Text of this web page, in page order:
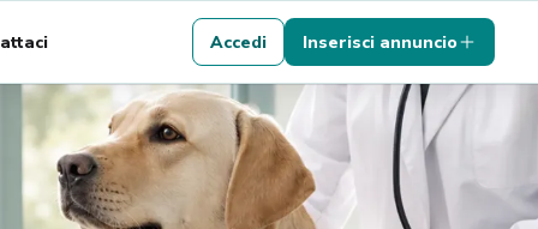
Accedi Inserisci annuncio